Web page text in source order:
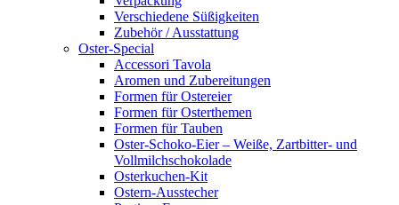
Verschiedene Süßigkeiten
Zubehör / Ausstattung
Oster-Special
Accessori Tavola
Aromen und Zubereitungen
Formen für Ostereier
Formen für Osterthemen
Formen für Tauben
Oster-Schoko-Eier – Weiße, Zartbitter- und
Vollmilchschokolade
Osterkuchen-Kit
Ostern-Ausstecher